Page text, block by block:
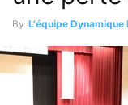
By L'équipe Dynamique